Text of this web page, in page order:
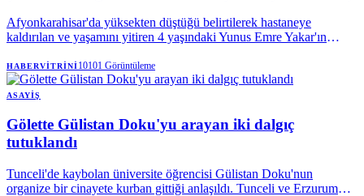
Afyonkarahisar'da yüksekten düştüğü belirtilerek hastaneye
kaldırılan ve yaşamını yitiren 4 yaşındaki Yunus Emre Yakar'ın
kazandı.
HABERVITRINI10101 Görüntüleme
ASAYIŞ
Gölette Gülistan Doku'yu arayan iki dalgıç
tutuklandı
Tunceli'de kaybolan üniversite öğrencisi Gülistan Doku'nun
organize bir cinayete kurban gittiği anlaşıldı. Tunceli ve Erzurum